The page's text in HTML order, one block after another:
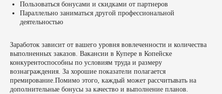
Пользоваться бонусами и скидками от партнеров
Параллельно заниматься другой профессиональной
деятельностью
Заработок зависит от вашего уровня вовлеченности и количества
выполненных заказов. Вакансии в Купере в Копейске
конкурентоспособны по условиям труда и размеру
вознаграждения. За хорошие показатели полагается
премирование.Помимо этого, каждый может рассчитывать на
дополнительные бонусы за качество и выполнение планов.